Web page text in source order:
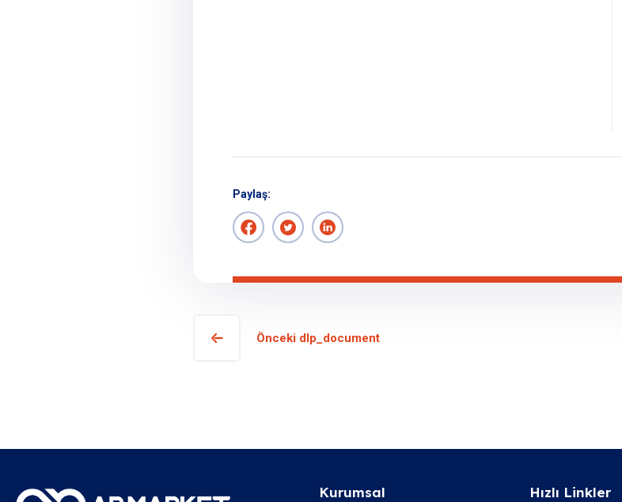
Paylaş:
Önceki dlp_document
Kurumsal Hızlı Linkler